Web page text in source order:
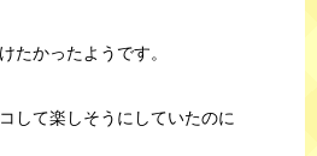
たかったようです。
して楽しそうにしていたのに